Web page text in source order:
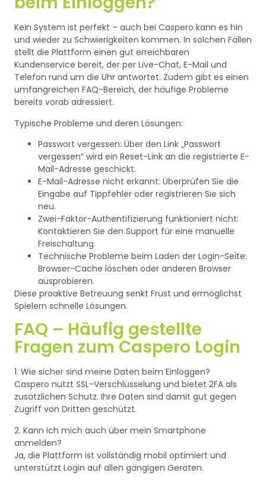
Kein System ist perfekt – auch bei Caspero kann es hin
und wieder zu Schwierigkeiten kommen. In solchen Fällen
stellt die Plattform einen gut erreichbaren
Kundenservice bereit, der per Live-Chat, E-Mail und
Telefon rund um die Uhr antwortet. Zudem gibt es einen
umfangreichen FAQ-Bereich, der häufige Probleme
bereits vorab adressiert.
Typische Probleme und deren Lösungen:
Passwort vergessen: Über den Link „Passwort
vergessen“ wird ein Reset-Link an die registrierte E-
Mail-Adresse geschickt.
E-Mail-Adresse nicht erkannt: Überprüfen Sie die
Eingabe auf Tippfehler oder registrieren Sie sich
neu.
Zwei-Faktor-Authentifizierung funktioniert nicht:
Kontaktieren Sie den Support für eine manuelle
Freischaltung.
Technische Probleme beim Laden der Login-Seite:
Browser-Cache löschen oder anderen Browser
ausprobieren.
Diese proaktive Betreuung senkt Frust und ermöglichst
Spielern schnelle Lösungen.
FAQ – Häufig gestellte
Fragen zum Caspero Login
1. Wie sicher sind meine Daten beim Einloggen?
Caspero nutzt SSL-Verschlüsselung und bietet 2FA als
zusätzlichen Schutz. Ihre Daten sind damit gut gegen
Zugriff von Dritten geschützt.
2. Kann ich mich auch über mein Smartphone
anmelden?
Ja, die Plattform ist vollständig mobil optimiert und
unterstützt Login auf allen gängigen Geräten.